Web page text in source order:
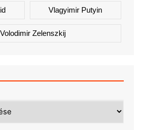
Vlagyimir Putyin
Volodimir Zelenszkij